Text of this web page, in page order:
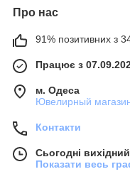
Про нас
91% позитивних з 34
Працює з
м. Одеса
Ювелирный
Контакти
Сьогодні вихідний
Показати весь